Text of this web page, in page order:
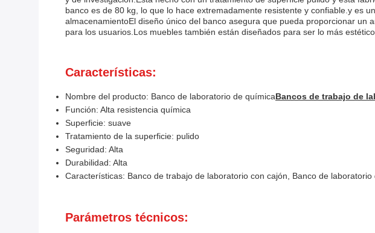
banco es de 80 kg, lo que lo hace extremadamente resistente y confiable.y es
almacenamientoEl diseño único del banco asegura que pueda proporcionar
para los usuarios.Los muebles también están diseñados para ser lo más
Características:
Nombre del producto: Banco de laboratorio de químicaBancos de trabajo de
Función: Alta resistencia química
Superficie: suave
Tratamiento de la superficie: pulido
Seguridad: Alta
Durabilidad: Alta
Características: Banco de trabajo de laboratorio con cajón, Banco de laboratorio
Parámetros técnicos: